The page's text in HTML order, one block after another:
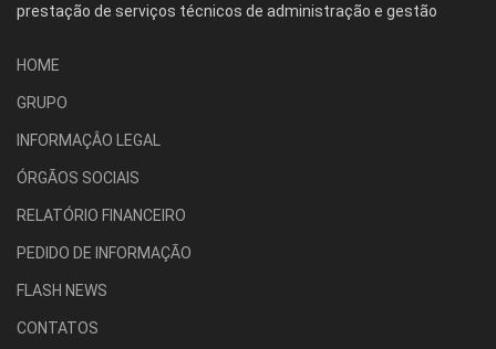
prestação de serviços técnicos de administração e gestão
HOME
GRUPO
INFORMAÇÂO LEGAL
ÓRGÃOS SOCIAIS
RELATÓRIO FINANCEIRO
PEDIDO DE INFORMAÇÃO
FLASH NEWS
CONTATOS